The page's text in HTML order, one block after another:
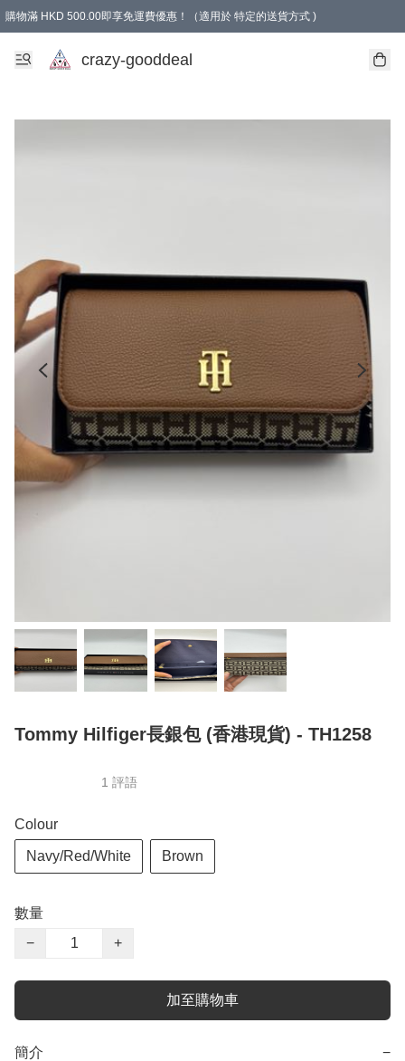
購物滿 HKD 500.00即享免運費優惠！（適用於 特定的送貨方式 )
成為會員可享免費禮品
crazy-gooddeal
Tommy Hilfiger長銀包 (香港現貨) - TH1258
1 評語
Colour
Navy/Red/White Brown
數量
−
+
加至購物車
簡介 −